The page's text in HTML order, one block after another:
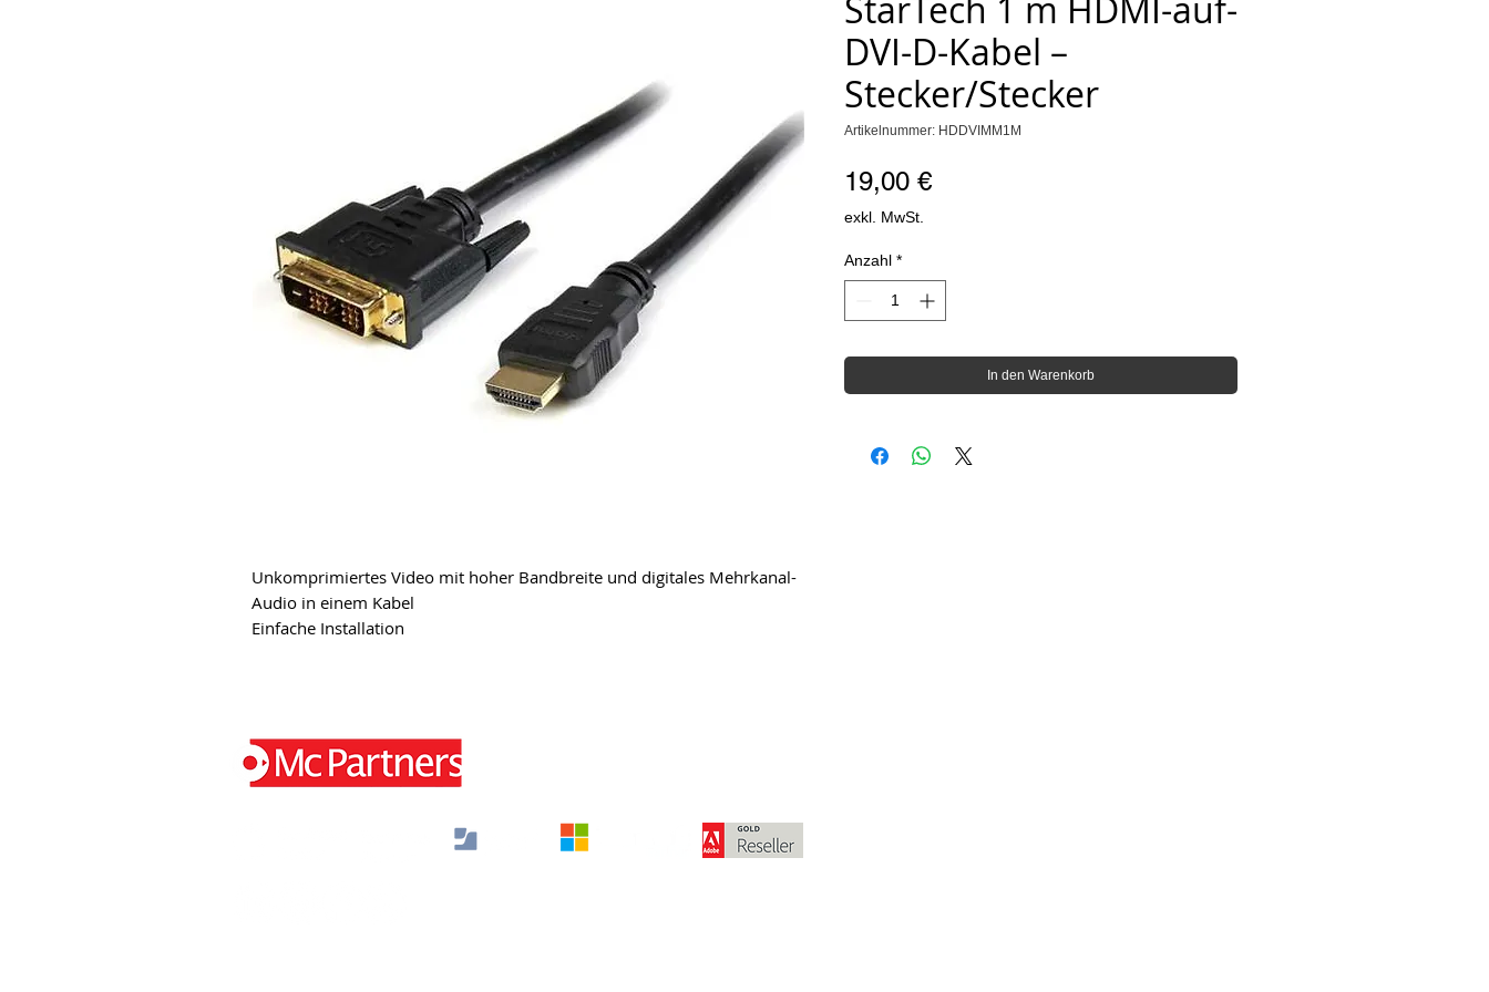
Unkomprimiertes Video mit hoher Bandbreite und digitales Mehrkanal-
Audio in einem Kabel
Einfache Installation
StarTech 1 m HDMI-auf-
DVI-D-Kabel –
Stecker/Stecker
Artikelnummer: HDDVIMM1M
19,00 €Preis
exkl. MwSt.
Anzahl *
In den Warenkorb